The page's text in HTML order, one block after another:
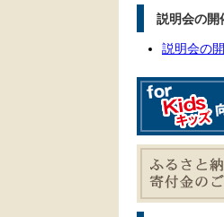
説明会の開
説明会の